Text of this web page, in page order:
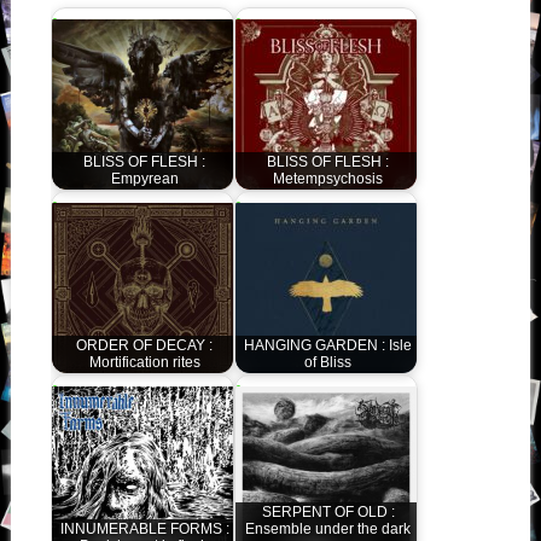
BLISS OF FLESH :
Empyrean
BLISS OF FLESH :
Metempsychosis
ORDER OF DECAY :
Mortification rites
HANGING GARDEN : Isle
of Bliss
INNUMERABLE FORMS :
SERPENT OF OLD :
Ensemble under the dark